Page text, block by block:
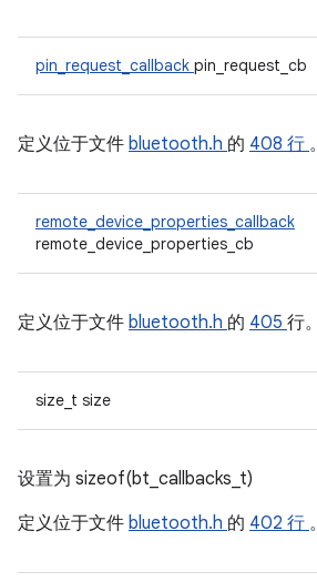
pin_request_callback pin_request_cb
定义位于文件 bluetooth.h 的 408 行 。
remote_device_properties_callback
remote_device_properties_cb
定义位于文件 bluetooth.h 的 405 行。
size_t size
设置为 sizeof(bt_callbacks_t)
定义位于文件 bluetooth.h 的 402 行 。